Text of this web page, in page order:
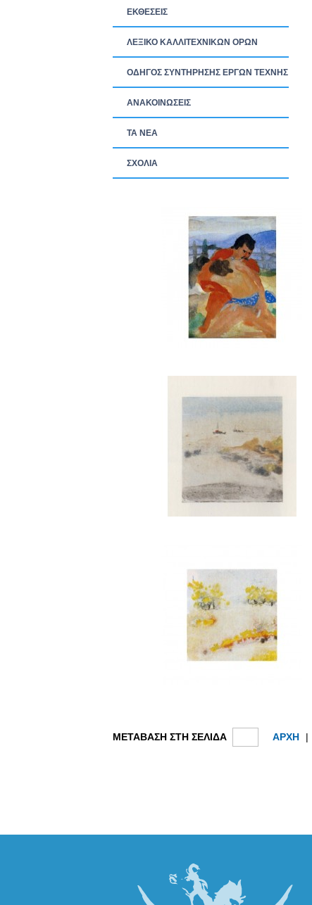
ΕΚΘΕΣΕΙΣ
ΛΕΞΙΚΟ ΚΑΛΛΙΤΕΧΝΙΚΩΝ ΟΡΩΝ
ΟΔΗΓΟΣ ΣΥΝΤΗΡΗΣΗΣ ΕΡΓΩΝ ΤΕΧΝΗΣ
ΑΝΑΚΟΙΝΩΣΕΙΣ
ΤΑ ΝEΑ
ΣΧΟΛΙΑ
ΜΕΤΑΒΑΣΗ ΣΤΗ ΣΕΛΙΔΑ ΑΡΧΗ |